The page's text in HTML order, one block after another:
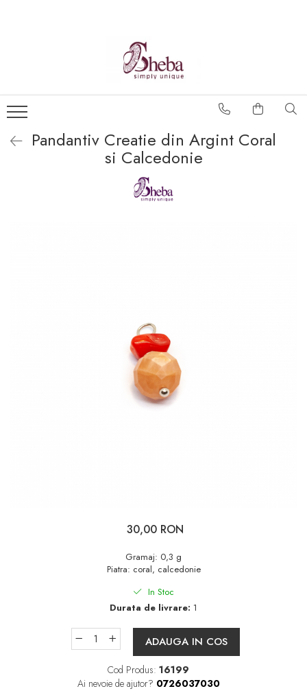
Pandantiv Creatie din Argint Coral
si Calcedonie
30,00 RON
Gramaj: 0,3 g
Piatra: coral, calcedonie
In Stoc
Durata de livrare: 1
ADAUGA IN COS
Cod Produs: 16199
Ai nevoie de ajutor? 0726037030